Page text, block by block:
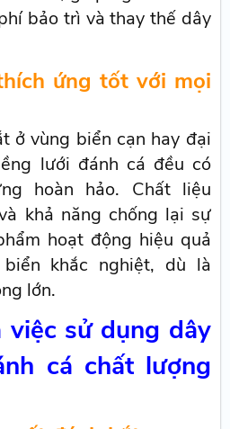
bảo trì và thay thế dây
ứng tốt với mọi
ở vùng biển cạn hay đại
lưới đánh cá đều có
hoàn hảo. Chất liệu
khả năng chống lại sự
hoạt động hiệu quả
khắc nghiệt, dù là
lớn.
việc sử dụng dây
cá chất lượng